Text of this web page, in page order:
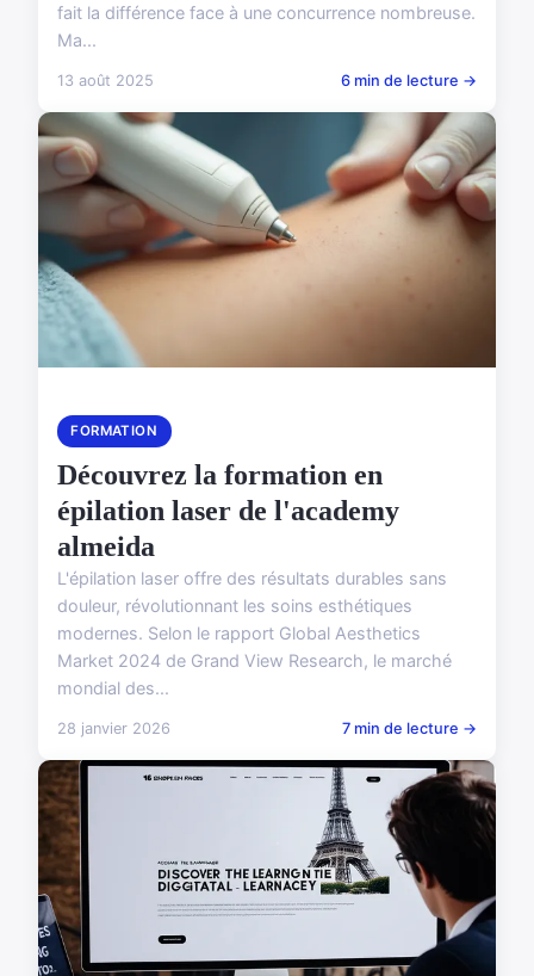
fait la différence face à une concurrence nombreuse.
Ma...
13 août 2025 6 min de lecture →
FORMATION
Découvrez la formation en
épilation laser de l'academy
almeida
L'épilation laser offre des résultats durables sans
douleur, révolutionnant les soins esthétiques
modernes. Selon le rapport Global Aesthetics
Market 2024 de Grand View Research, le marché
mondial des...
28 janvier 2026 7 min de lecture →